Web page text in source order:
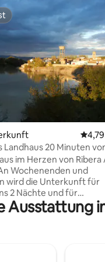
4,9 von 5, 30
Landhaus 20 Minuten
entfernt
im Herzen von Ribera
Wochenenden und
wird die Unterkunft für
2 Nächte und für
oder zu einem
Preis vermietet.
Ausstattung